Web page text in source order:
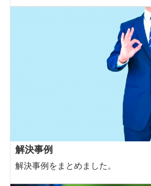
解決事例
解決事例をまとめました。